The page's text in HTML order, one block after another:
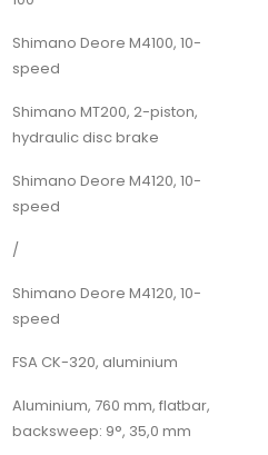
Shimano Deore M4100, 10-
speed
Shimano MT200, 2-piston,
hydraulic disc brake
Shimano Deore M4120, 10-
speed
/
Shimano Deore M4120, 10-
speed
FSA CK-320, aluminium
Aluminium, 760 mm, flatbar,
backsweep: 9°, 35,0 mm